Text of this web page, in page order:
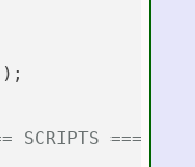
);
SCRIPTS